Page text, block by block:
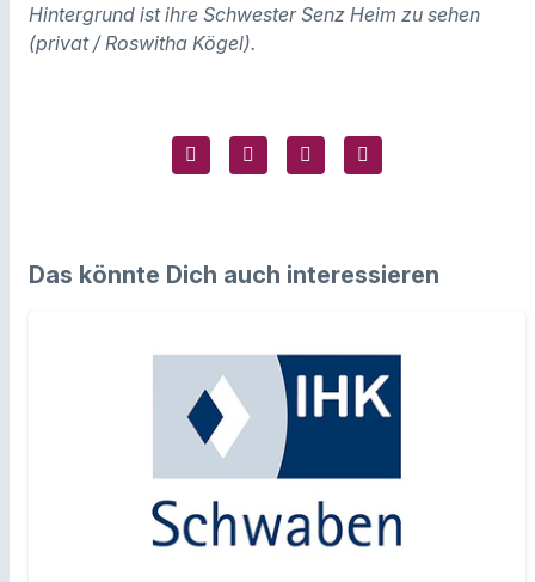
Hintergrund ist ihre Schwester Senz Heim zu sehen
(privat / Roswitha Kögel).
Das könnte Dich auch interessieren